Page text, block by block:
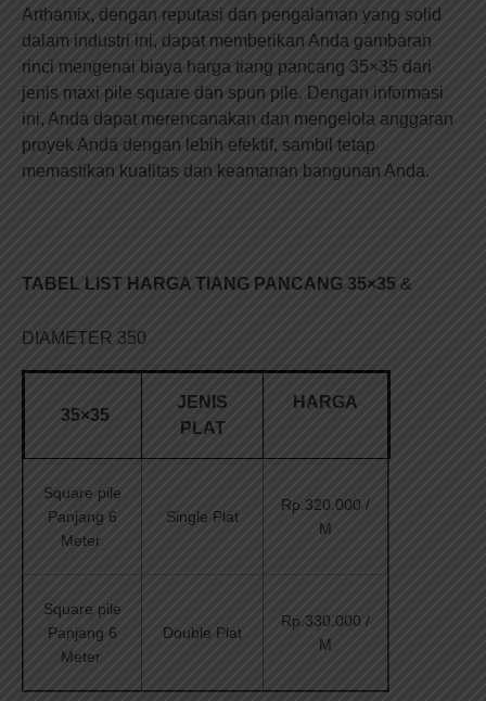
Arthamix, dengan reputasi dan pengalaman yang solid
dalam industri ini, dapat memberikan Anda gambaran
rinci mengenai biaya harga tiang pancang 35×35 dari
jenis maxi pile square dan spun pile. Dengan informasi
ini, Anda dapat merencanakan dan mengelola anggaran
proyek Anda dengan lebih efektif, sambil tetap
memastikan kualitas dan keamanan bangunan Anda.
TABEL LIST HARGA TIANG PANCANG 35×35 &
DIAMETER 350
35×35
JENIS
PLAT
HARGA
Square pile
Panjang 6
Meter
Single Plat
Rp.320.000 /
M
Square pile
Panjang 6
Meter
Double Plat
Rp.330.000 /
M